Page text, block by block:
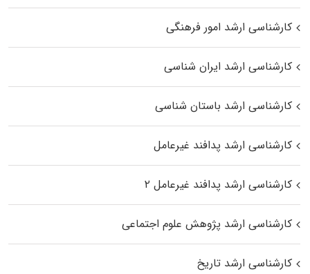
کارشناسی ارشد امور فرهنگی
کارشناسی ارشد ایران شناسی
کارشناسی ارشد باستان شناسی
کارشناسی ارشد پدافند غیرعامل
کارشناسی ارشد پدافند غیرعامل ۲
کارشناسی ارشد پژوهش علوم اجتماعی
کارشناسی ارشد تاریخ